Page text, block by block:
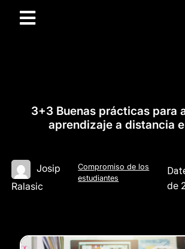
3+3 Buenas prácticas para
aprendizaje a distancia
Josip
Ralasic
Compromiso de los
estudiantes
de